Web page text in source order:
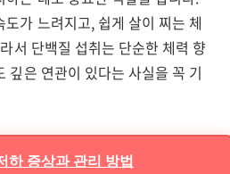
가 느려지고, 쉽게 살이 찌는 체
서 단백질 섭취는 단순한 체력 향
깊은 연관이 있다는 사실을 꼭 기
하 증상과 관리 방법